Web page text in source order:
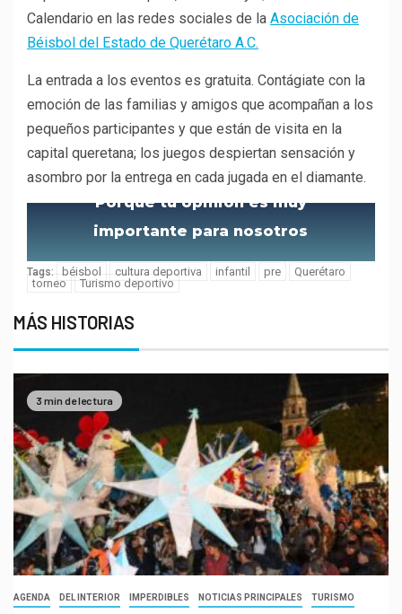
Calendario en las redes sociales de la Asociación de
Béisbol del Estado de Querétaro A.C.
La entrada a los eventos es gratuita. Contágiate con la
emoción de las familias y amigos que acompañan a los
pequeños participantes y que están de visita en la
capital queretana; los juegos despiertan sensación y
asombro por la entrega en cada jugada en el diamante.
Porque tu opinión es muy
importante para nosotros
Tags: béisbol cultura deportiva infantil pre
Querétaro
torneo
Turismo deportivo
MÁS HISTORIAS
3 min de lectura
AGENDA DEL INTERIOR IMPERDIBLES NOTICIAS PRINCIPALES TURISMO